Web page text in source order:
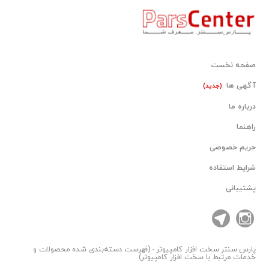
صفحه نخست
آگهی ها (جدید)
درباره ما
راهنما
حریم خصوصی
شرایط استفاده
پشتیبانی
پارس سنترسخت افزار کامپیوتر - (فهرست دسته‌بندی شده محصولات و
خدمات مرتبط با سخت افزار کامپیوتر)